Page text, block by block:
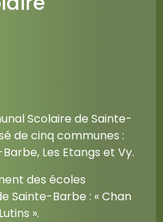
Scolaire de Sainte-
de cinq communes :
Les Etangs et Vy.
des écoles
Sainte-Barbe : « Chan
».